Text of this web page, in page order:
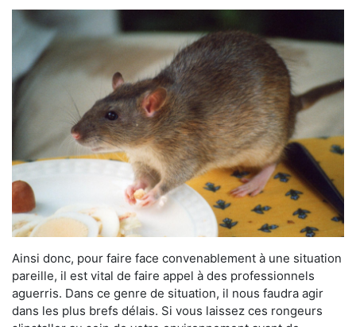
Ainsi donc, pour faire face convenablement à une situation
pareille, il est vital de faire appel à des professionnels
aguerris. Dans ce genre de situation, il nous faudra agir
dans les plus brefs délais. Si vous laissez ces rongeurs